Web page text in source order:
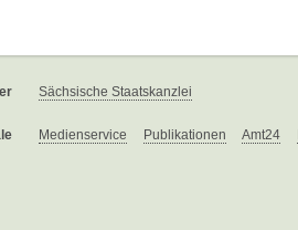
Sächsische Staatskanzlei
Medienservice Publikationen Amt24